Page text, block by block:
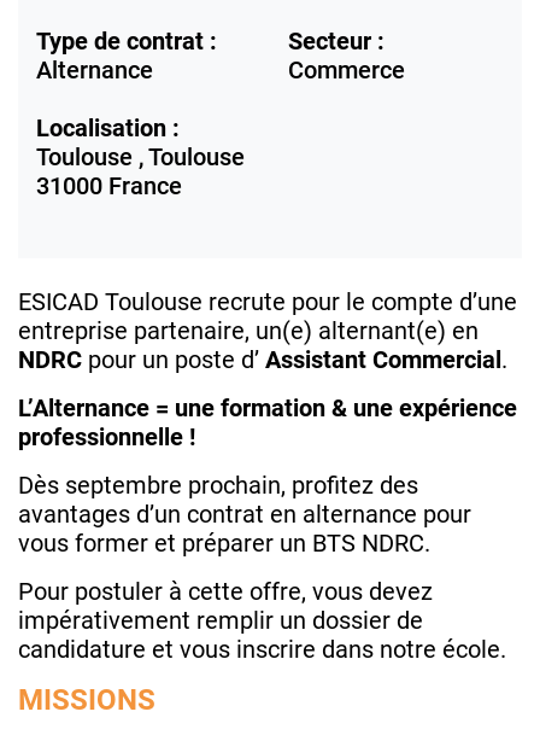
Type de contrat :
Alternance
Secteur :
Commerce
Localisation :
Toulouse ,Toulouse
31000 France
ESICAD Toulouse recrute pour le compte d’une
entreprise partenaire, un(e) alternant(e) en
NDRC pour un poste d’ Assistant Commercial .
L’Alternance = une formation & une expérience
professionnelle !
Dès septembre prochain, profitez des
avantages d’un contrat en alternance pour
vous former et préparer un BTS NDRC.
Pour postuler à cette offre, vous devez
impérativement remplir un dossier de
candidature et vous inscrire dans notre école.
MISSIONS